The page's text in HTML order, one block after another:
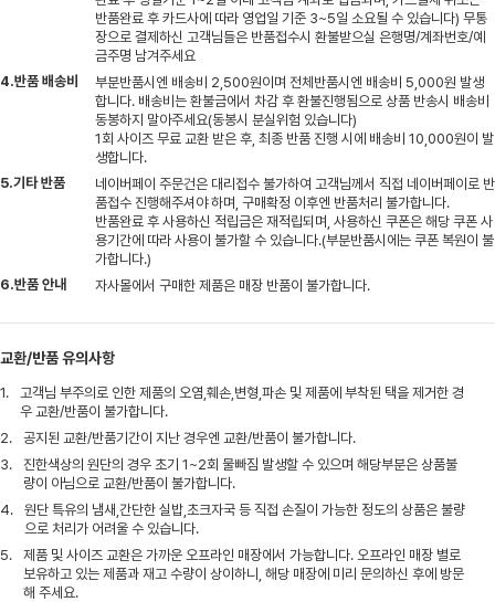
반품완료 후 카드사에 따라 영업일 기준 3~5일 소요될 수 있습니다) 무통
장으로 결제하신 고객님들은 반품접수시 환불받으실 은행명/계좌번호/예
금주명 남겨주세요
4.반품 배송비
부분반품시엔 배송비 2,500원이며 전체반품시엔 배송비 5,000원 발생
합니다. 배송비는 환불금에서 차감 후 환불진행됨으로 상품 반송시 배송비
동봉하지 말아주세요(동봉시 분실위험 있습니다)
1회 사이즈 무료 교환 받은 후, 최종 반품 진행 시에 배송비 10,000원이 발
생합니다.
5.기타 반품
네이버페이 주문건은 대리접수 불가하여 고객님께서 직접 네이버페이로 반
품접수 진행해주셔야 하며, 구매확정 이후엔 반품처리 불가합니다.
반품완료 후 사용하신 적립금은 재적립되며, 사용하신 쿠폰은 해당 쿠폰 사
용기간에 따라 사용이 불가할 수 있습니다.(부분반품시에는 쿠폰 복원이 불
가합니다.)
6.반품 안내
자사몰에서 구매한 제품은 매장 반품이 불가합니다.
교환/반품 유의사항
1.
고객님 부주의로 인한 제품의 오염,훼손,변형,파손 및 제품에 부착된 택을 제거한 경
우 교환/반품이 불가합니다.
2.
공지된 교환/반품기간이 지난 경우엔 교환/반품이 불가합니다.
3.
진한색상의 원단의 경우 초기 1~2회 물빠짐 발생할 수 있으며 해당부분은 상품불
량이 아님으로 교환/반품이 불가합니다.
4.
원단 특유의 냄새,간단한 실밥,초크자국 등 직접 손질이 가능한 정도의 상품은 불량
으로 처리가 어려울 수 있습니다.
5.
제품 및 사이즈 교환은 가까운 오프라인 매장에서 가능합니다. 오프라인 매장 별로
보유하고 있는 제품과 재고 수량이 상이하니, 해당 매장에 미리 문의하신 후에 방문
해 주세요.